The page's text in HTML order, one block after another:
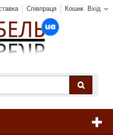
Вхід
Співпраця Кошик